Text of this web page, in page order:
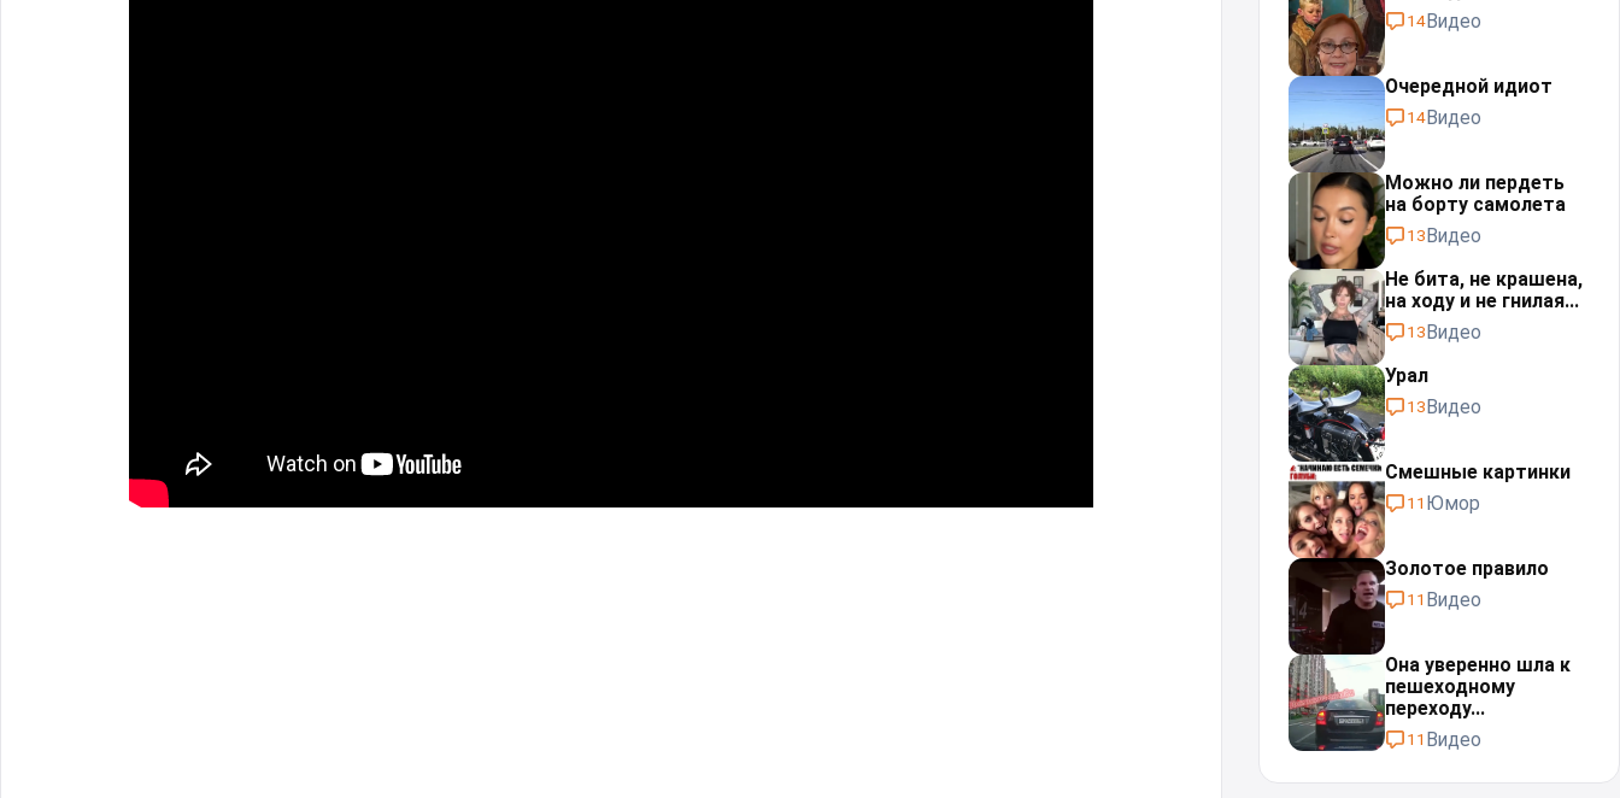
14Видео
Очередной идиот
14Видео
Можно ли пердеть
на борту самолета
13Видео
Не бита, не крашена,
на ходу и не гнилая...
13Видео
Урал⁠⁠
13Видео
Смешные картинки
11 Юмор
Золотое правило
11 Видео
Она уверенно шла к
пешеходному
переходу...
11 Видео